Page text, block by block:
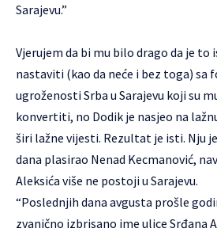
Sarajevu.”
Vjerujem da bi mu bilo drago da je to
nastaviti (kao da neće i bez toga) sa
ugroženosti Srba u Sarajevu koji su
konvertiti, no Dodik je nasjeo na
širi lažne vijesti. Rezultat je isti. Nju
dana plasirao Nenad Kecmanović,
Aleksića više ne postoji u Sarajevu.
“Poslednjih dana avgusta prošle
zvanično izbrisano ime ulice Srđana